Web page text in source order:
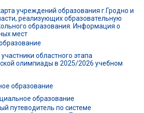
учреждений образования г.Гродно и
реализующих образовательную
образования. Информация о
мест
областного этапа
олимпиады в 2025/2026 учебном
образование
образование
путеводитель по системе